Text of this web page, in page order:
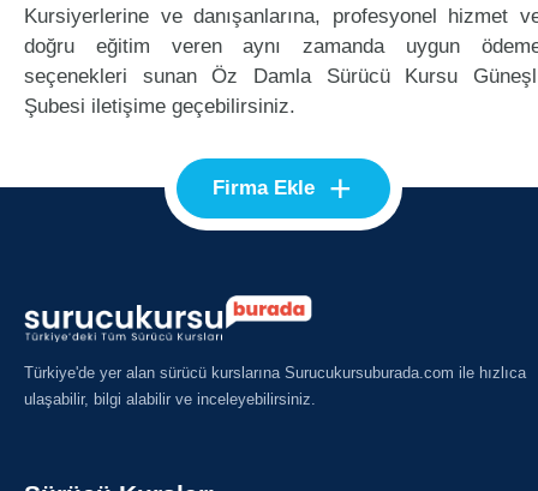
Kursiyerlerine ve danışanlarına, profesyonel hizmet
doğru eğitim veren aynı zamanda uygun
seçenekleri sunan Öz Damla Sürücü Kursu
Şubesi iletişime geçebilirsiniz.
Firma Ekle +
Türkiye'de yer alan sürücü kurslarına Surucukursuburada.com ile hızlıca
ulaşabilir, bilgi alabilir ve inceleyebilirsiniz.